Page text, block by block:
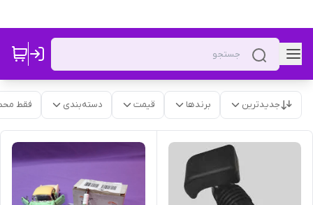
جدیدترین برندها قیمت دسته‌بندی فقط